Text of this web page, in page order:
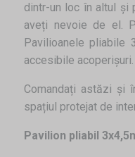
dintr-un loc în altul și
aveți nevoie de el.
Pavilioanele pliabile
accesibile acoperișuri.
Comandați astăzi și
spațiul protejat de
Pavilion pliabil